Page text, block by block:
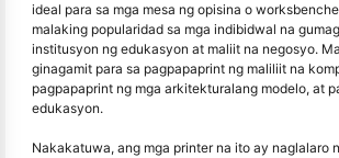
ideal para sa mga mesa ng opisina o
malaking popularidad sa mga indibidwal na
institusyon ng edukasyon at maliit na negosyo.
ginagamit para sa pagpapaprint ng maliliit na
pagpapaprint ng mga arkitekturalang modelo, at
edukasyon.
Nakakatuwa, ang mga printer na ito ay naglalaro